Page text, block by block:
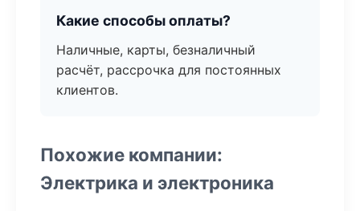
Какие способы оплаты?
Наличные, карты, безналичный
расчёт, рассрочка для постоянных
клиентов.
Похожие компании:
Электрика и электроника